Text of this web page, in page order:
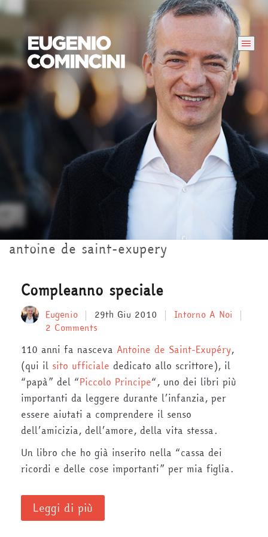
antoine de saint-exupery
Compleanno speciale
Eugenio 29th Giu 2010
Intorno A Noi
2 Comments
110 anni fa nasceva Antoine de Saint-Exupéry,
(qui il sito ufficiale dedicato allo scrittore), il
“papà” del “Piccolo Principe“, uno dei libri più
importanti da leggere durante l’infanzia, per
essere aiutati a comprendere il senso
dell’amicizia, dell’amore, della vita stessa.
Un libro che ho già inserito nella “cassa dei
ricordi e delle cose importanti” per mia figlia.
Leggi di più